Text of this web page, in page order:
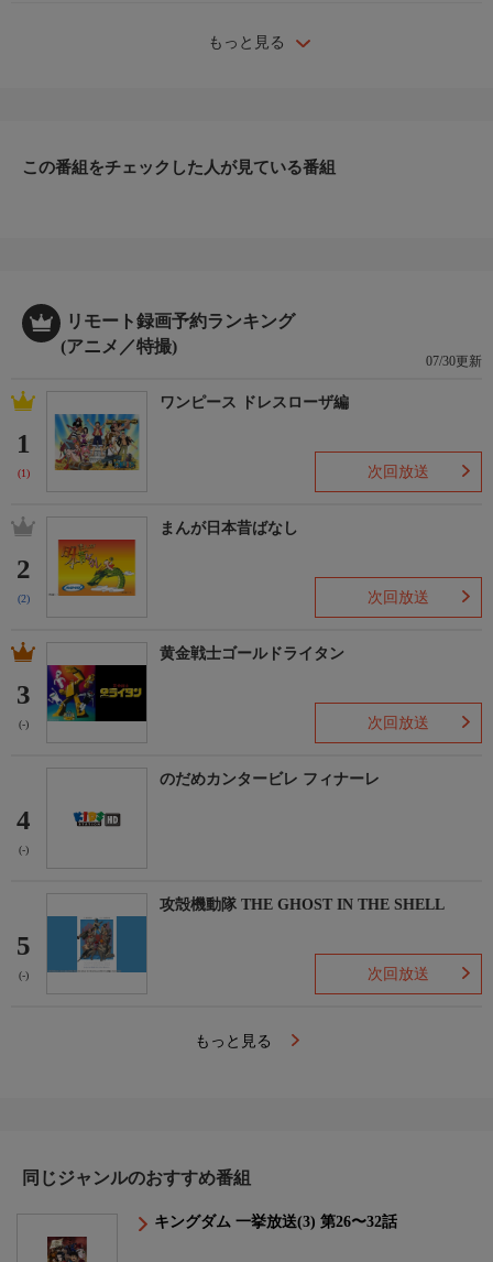
もっと見る
この番組をチェックした人が見ている番組
リモート録画予約ランキング
(アニメ／特撮)
07/30更新
1
(1)
ワンピース ドレスローザ編
次回放送
2
(2)
まんが日本昔ばなし
次回放送
3
(-)
黄金戦士ゴールドライタン
次回放送
4
(-)
のだめカンタービレ フィナーレ
5
(-)
攻殻機動隊 THE GHOST IN THE SHELL
次回放送
もっと見る
同じジャンルのおすすめ番組
キングダム 一挙放送(3) 第26〜32話